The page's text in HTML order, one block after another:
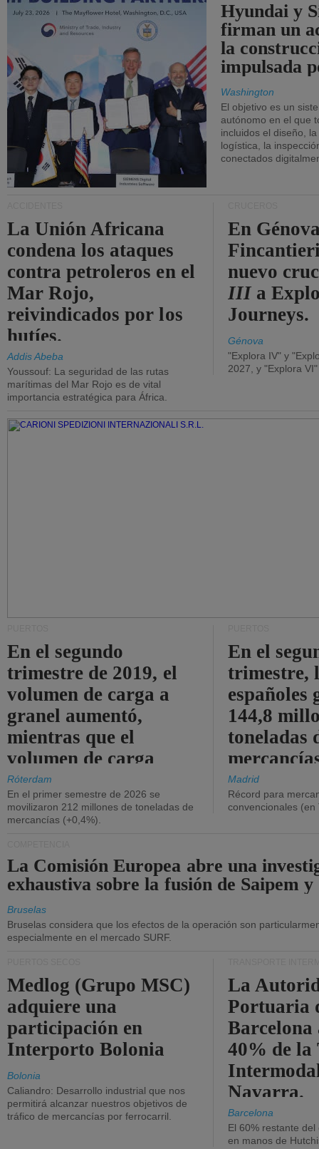
Hyundai y
firman un
la
impulsada
Washington
El objetivo es un
autónomo en el que
incluidos el diseño,
logística, la
conectados
La Unión Africana
condena los ataques
contra petroleros en el
Mar Rojo,
reivindicados por los
hutíes.
Addis Abeba
Youssouf: La seguridad de las rutas
marítimas del Mar Rojo es de vital
importancia estratégica para África.
En
nuevo
III a
Journeys.
Génova
"Explora IV" y
2027, y "Explora
En el segundo
trimestre de 2019, el
volumen de carga a
granel aumentó,
mientras que el
volumen de carga
general disminuyó.
Róterdam
En el primer semestre de 2026 se
movilizaron 212 millones de toneladas de
mercancías (+0,4%).
En el
trimestre,
españoles
144,8
toneladas
Madrid
Récord para
convencionales (en
La Comisión Europea abre una
exhaustiva sobre la fusión de Saipem y
Bruselas
Bruselas considera que los efectos de la operación son
especialmente en el mercado SURF.
Medlog (Grupo MSC)
adquiere una
participación en
Interporto Bolonia
Bolonia
Caliandro: Desarrollo industrial que nos
permitirá alcanzar nuestros objetivos de
tráfico de mercancías por ferrocarril.
La
Portuaria
40% de la
Navarra.
Barcelona
El 60% restante
en manos de